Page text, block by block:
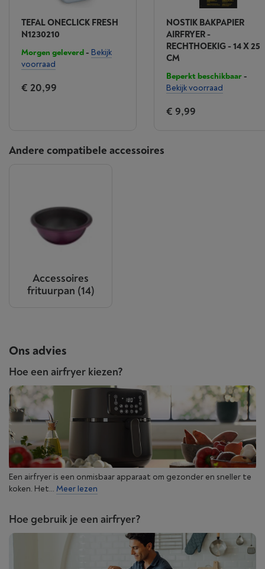
TEFAL ONECLICK FRESH
N1230210
Morgen geleverd- Bekijk
voorraad
€ 20,99
NOSTIK BAKPAPIER
AIRFRYER -
RECHTHOEKIG - 14 X 25
CM
Beperkt beschikbaar-
Bekijk voorraad
€ 9,99
Andere compatibele accessoires
Accessoires
frituurpan (14)
Ons advies
Hoe een airfryer kiezen?
Een airfryer is een onmisbaar apparaat om gezonder en sneller te
koken. Het... Meer lezen
Hoe gebruik je een airfryer?